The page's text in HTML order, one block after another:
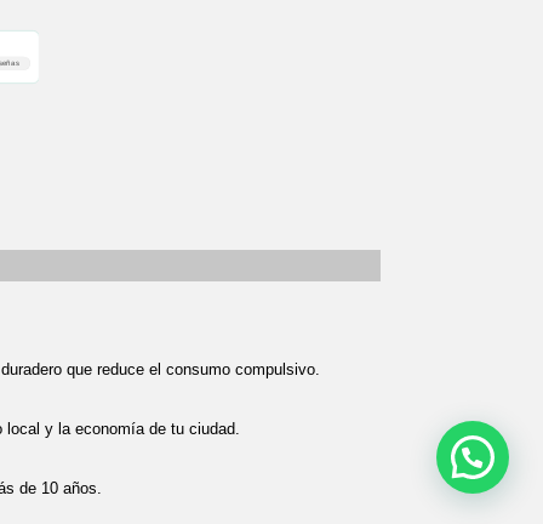
que reduce el consumo compulsivo.
y la economía de tu ciudad.
de 10 años.